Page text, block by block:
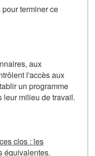
terminer ce
aux
l'accès aux
un programme
leur milieu de travail.
clos : les
équivalentes.